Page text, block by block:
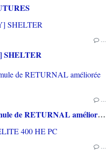
…
SHELTER
…
[TEST] SAROS PS5 : Une formule de RETURNAL améliorée et interessante
…